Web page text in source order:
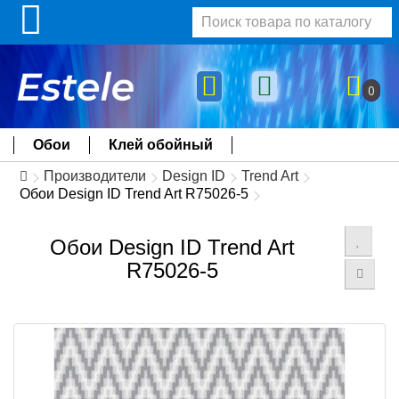
0
Обои Клей обойный
Производители Design ID
Trend Art
Обои Design ID Trend Art R75026-5
Обои Design ID Trend Art
R75026-5